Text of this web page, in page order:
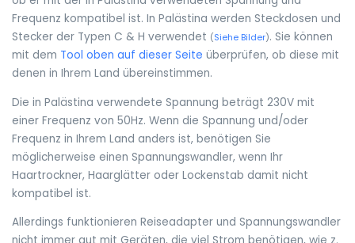
Frequenz kompatibel ist. In Palästina werden Steckdosen und
Stecker der Typen C & H verwendet (Siehe Bilder). Sie können
mit dem Tool oben auf dieser Seite überprüfen, ob diese mit
denen in Ihrem Land übereinstimmen.
Die in Palästina verwendete Spannung beträgt 230V mit
einer Frequenz von 50Hz. Wenn die Spannung und/oder
Frequenz in Ihrem Land anders ist, benötigen Sie
möglicherweise einen Spannungswandler, wenn Ihr
Haartrockner, Haarglätter oder Lockenstab damit nicht
kompatibel ist.
Allerdings funktionieren Reiseadapter und Spannungswandler